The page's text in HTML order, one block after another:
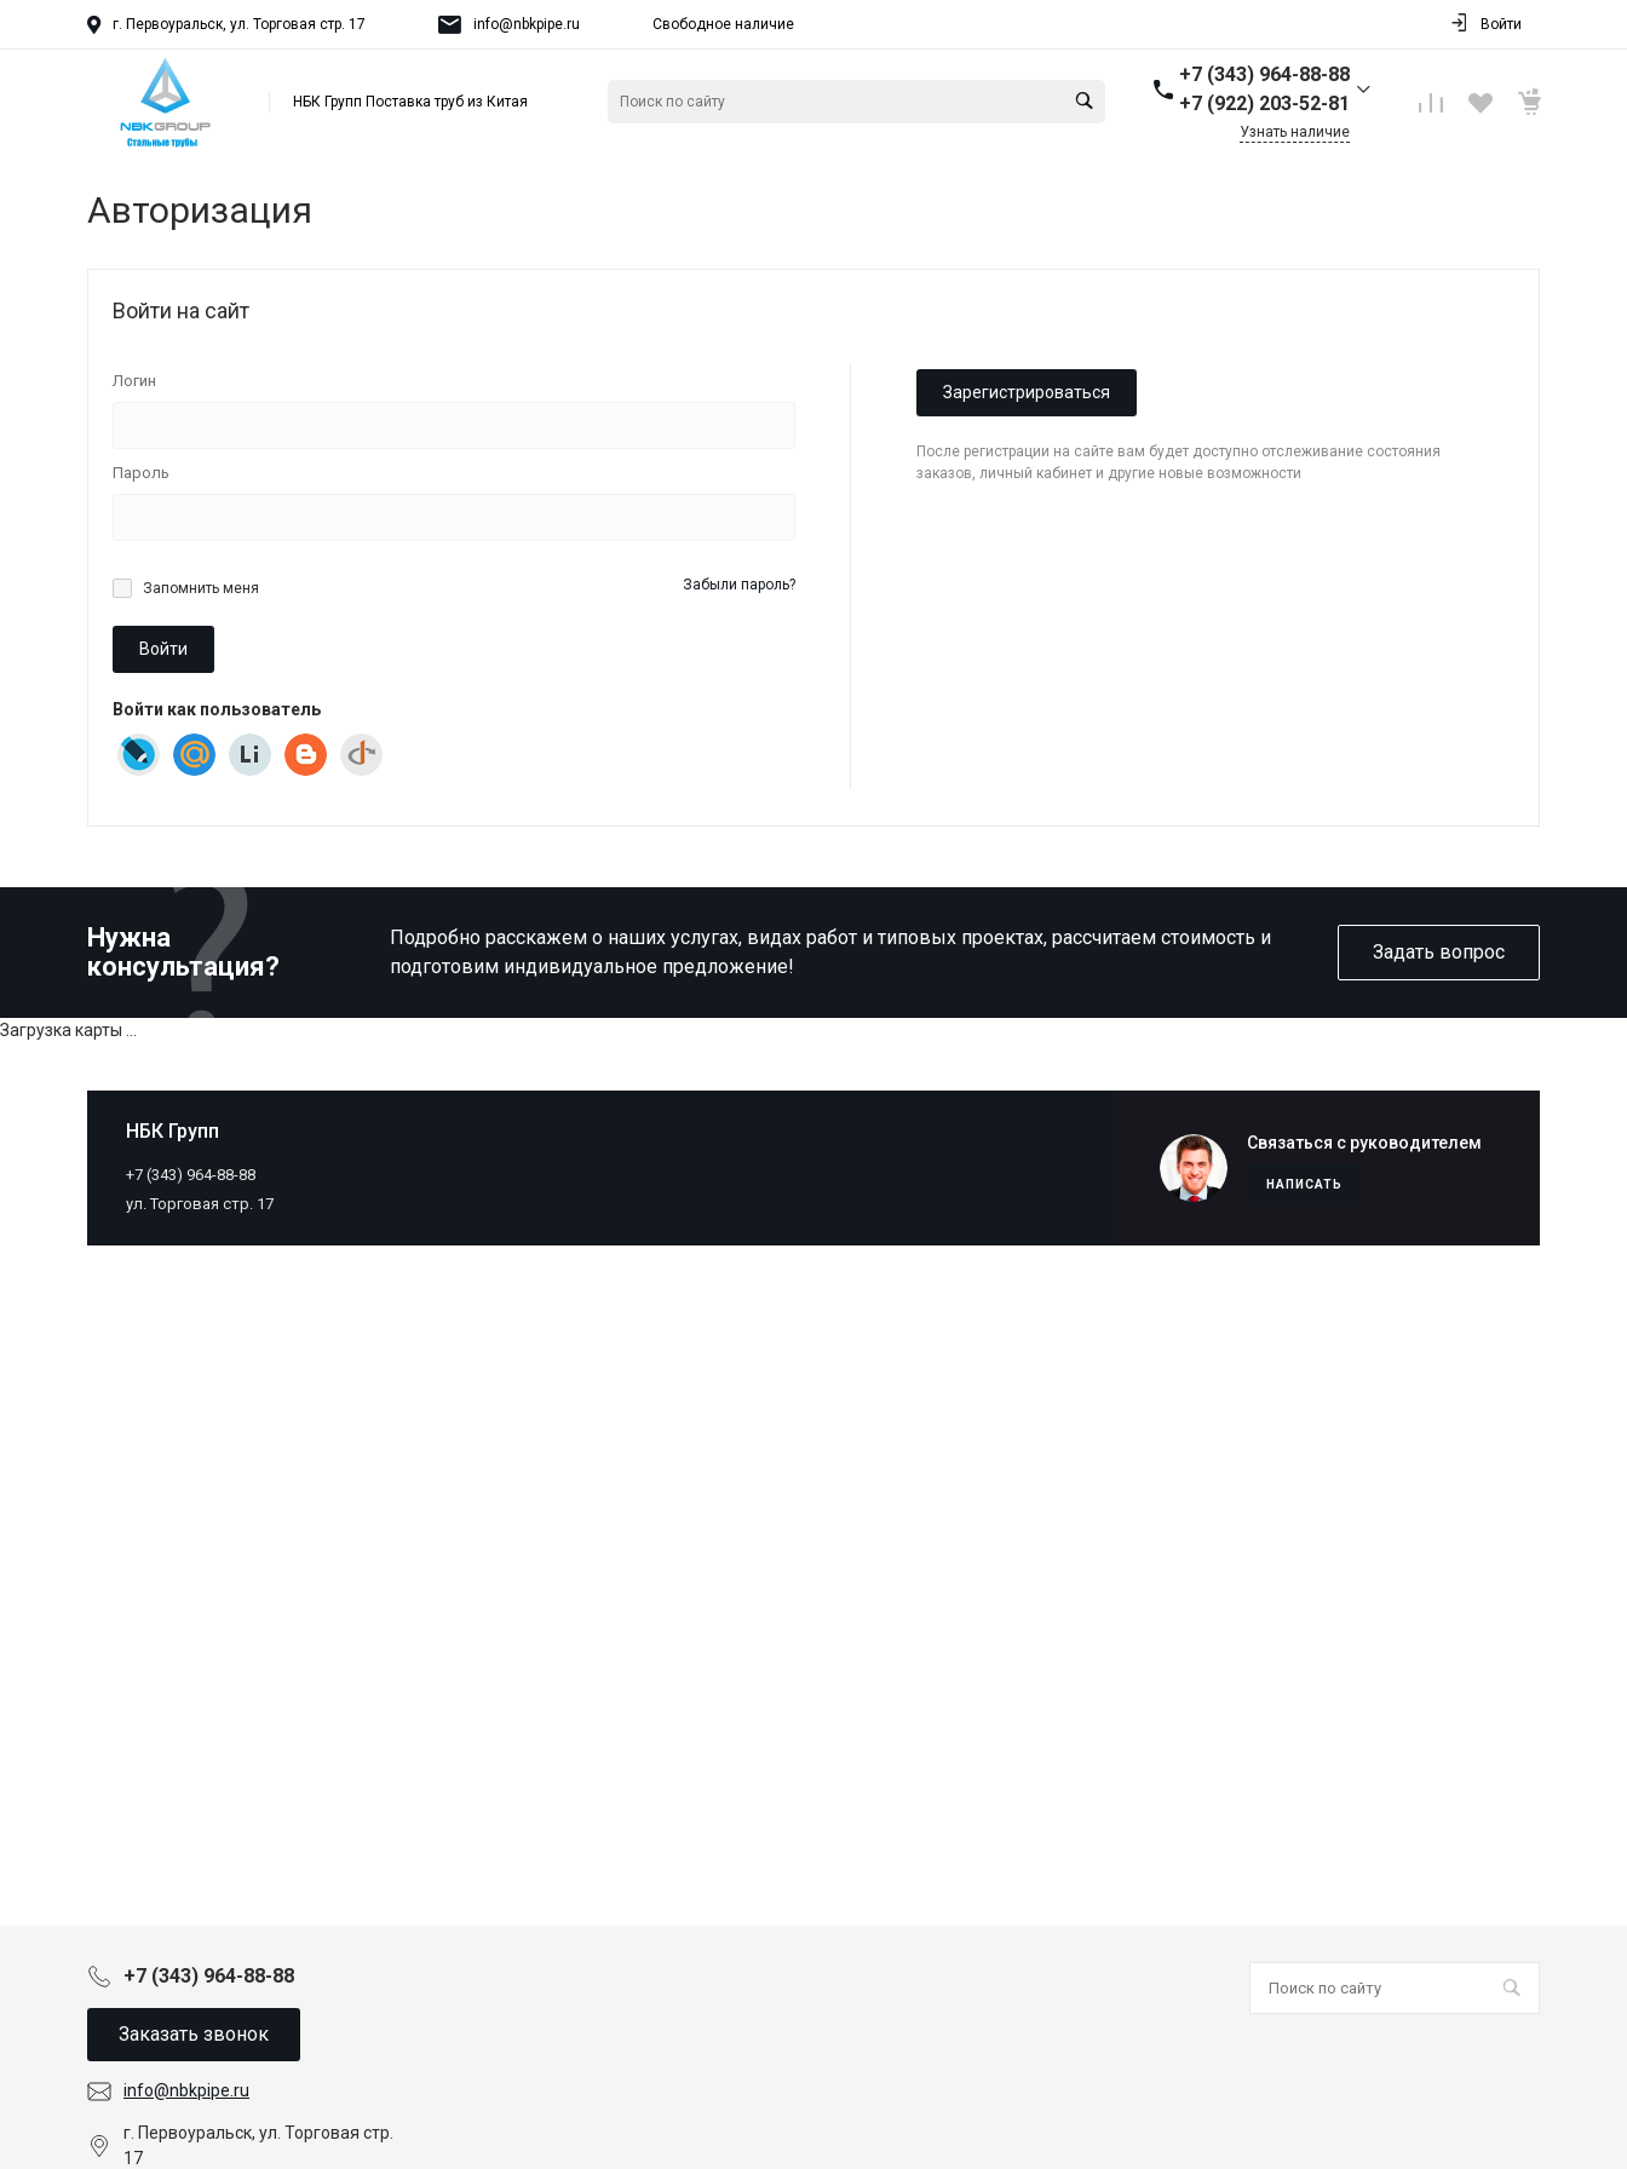
г. Первоуральск, ул. Торговая стр. 17 info@nbkpipe.ru Свободное наличие Войти
НБК Групп Поставка труб из Китая
+7 (343) 964-88-88
+7 (922) 203-52-81
Узнать наличие
Авторизация
Войти на сайт
Логин
Пароль
Запомнить меня Забыли пароль?
Войти
Войти как пользователь
Зарегистрироваться
После регистрации на сайте вам будет доступно отслеживание состояния
заказов, личный кабинет и другие новые возможности
Нужна
консультация?
Подробно расскажем о наших услугах, видах работ и типовых проектах, рассчитаем стоимость и
подготовим индивидуальное предложение!
Задать вопрос
Связаться с руководителем
НАПИСАТЬ
НБК Групп
+7 (343) 964-88-88
ул. Торговая стр. 17
Загрузка карты ...
+7 (343) 964-88-88
Заказать звонок
info@nbkpipe.ru
г. Первоуральск, ул. Торговая стр.
17